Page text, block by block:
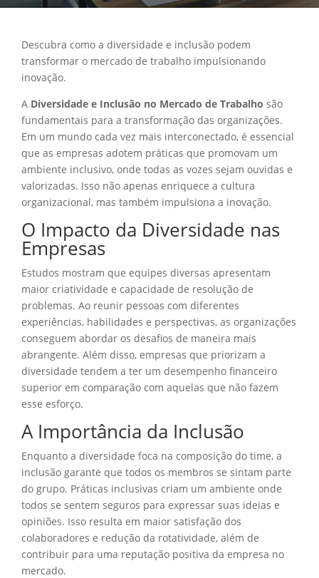
Descubra como a diversidade e inclusão podem
transformar o mercado de trabalho impulsionando
inovação.
A Diversidade e Inclusão no Mercado de Trabalho são
fundamentais para a transformação das organizações.
Em um mundo cada vez mais interconectado, é essencial
que as empresas adotem práticas que promovam um
ambiente inclusivo, onde todas as vozes sejam ouvidas e
valorizadas. Isso não apenas enriquece a cultura
organizacional, mas também impulsiona a inovação.
O Impacto da Diversidade nas
Empresas
Estudos mostram que equipes diversas apresentam
maior criatividade e capacidade de resolução de
problemas. Ao reunir pessoas com diferentes
experiências, habilidades e perspectivas, as organizações
conseguem abordar os desafios de maneira mais
abrangente. Além disso, empresas que priorizam a
diversidade tendem a ter um desempenho financeiro
superior em comparação com aquelas que não fazem
esse esforço.
A Importância da Inclusão
Enquanto a diversidade foca na composição do time, a
inclusão garante que todos os membros se sintam parte
do grupo. Práticas inclusivas criam um ambiente onde
todos se sentem seguros para expressar suas ideias e
opiniões. Isso resulta em maior satisfação dos
colaboradores e redução da rotatividade, além de
contribuir para uma reputação positiva da empresa no
mercado.